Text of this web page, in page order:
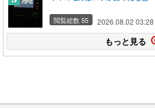
閲覧総数 55 2026.08.02 03:28
もっと見る